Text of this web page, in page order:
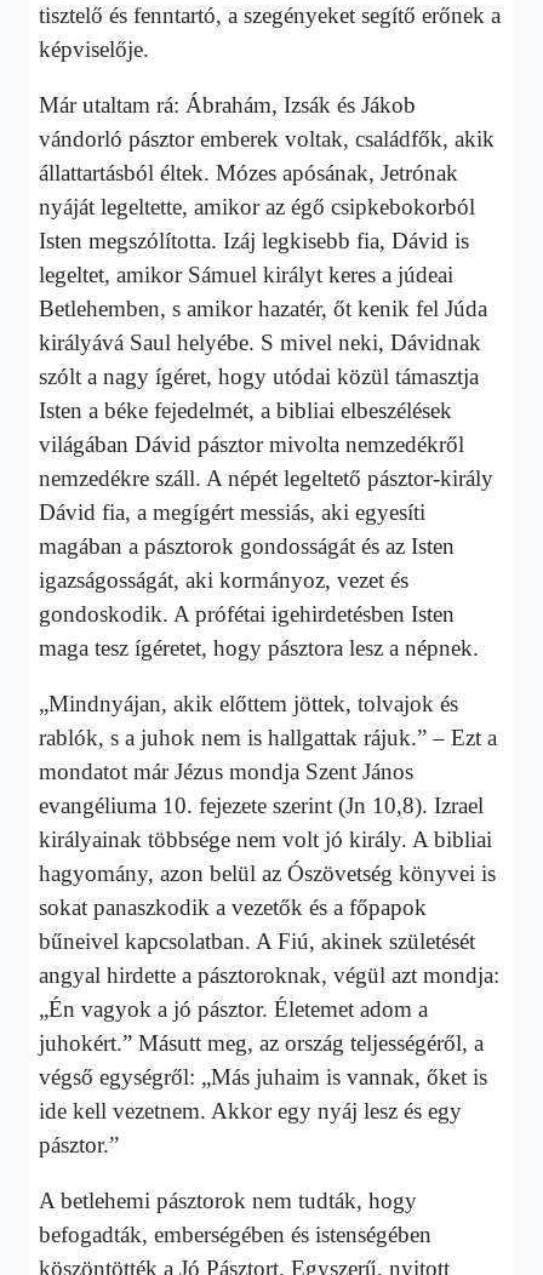
tisztelő és fenntartó, a szegényeket segítő erőnek a
képviselője.
Már utaltam rá: Ábrahám, Izsák és Jákob
vándorló pásztor emberek voltak, családfők, akik
állattartásból éltek. Mózes apósának, Jetrónak
nyáját legeltette, amikor az égő csipkebokorból
Isten megszólította. Izáj legkisebb fia, Dávid is
legeltet, amikor Sámuel királyt keres a júdeai
Betlehemben, s amikor hazatér, őt kenik fel Júda
királyává Saul helyébe. S mivel neki, Dávidnak
szólt a nagy ígéret, hogy utódai közül támasztja
Isten a béke fejedelmét, a bibliai elbeszélések
világában Dávid pásztor mivolta nemzedékről
nemzedékre száll. A népét legeltető pásztor-király
Dávid fia, a megígért messiás, aki egyesíti
magában a pásztorok gondosságát és az Isten
igazságosságát, aki kormányoz, vezet és
gondoskodik. A prófétai igehirdetésben Isten
maga tesz ígéretet, hogy pásztora lesz a népnek.
„Mindnyájan, akik előttem jöttek, tolvajok és
rablók, s a juhok nem is hallgattak rájuk.” – Ezt a
mondatot már Jézus mondja Szent János
evangéliuma 10. fejezete szerint (Jn 10,8). Izrael
királyainak többsége nem volt jó király. A bibliai
hagyomány, azon belül az Ószövetség könyvei is
sokat panaszkodik a vezetők és a főpapok
bűneivel kapcsolatban. A Fiú, akinek születését
angyal hirdette a pásztoroknak, végül azt mondja:
„Én vagyok a jó pásztor. Életemet adom a
juhokért.” Másutt meg, az ország teljességéről, a
végső egységről: „Más juhaim is vannak, őket is
ide kell vezetnem. Akkor egy nyáj lesz és egy
pásztor.”
A betlehemi pásztorok nem tudták, hogy
befogadták, emberségében és istenségében
köszöntötték a Jó Pásztort. Egyszerű, nyitott